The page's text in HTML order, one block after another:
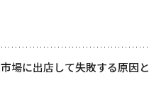
場に出店して失敗する原因